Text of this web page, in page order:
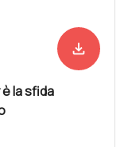
Scarica
file_download
la sfida